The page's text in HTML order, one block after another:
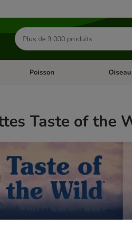
Rechercher
des
produits
Dérouler les catégories: Rongeur &
Poisson Dérouler
Oiseau
Taste of the